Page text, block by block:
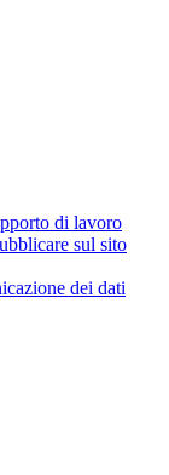
di lavoro
sul sito
dei dati